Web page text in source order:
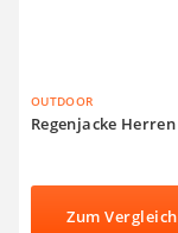
OUTDOOR
Regenjacke Herren
Zum Vergleich